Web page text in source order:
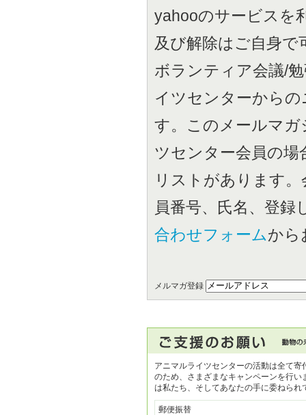
yahooのサービスを
及び解除はご自身で
ボランティア会議/
イツセンターから
す。このメールマ
ツセンター会員の場
リストがあります
員番号、氏名、登
合わせフォームから
メルマガ登録
アニマルライツセンターの活動は全て
のため、さまざまなキャンペーンを行
は私たち、そしてあなたの手に委ねられ
郵便振替